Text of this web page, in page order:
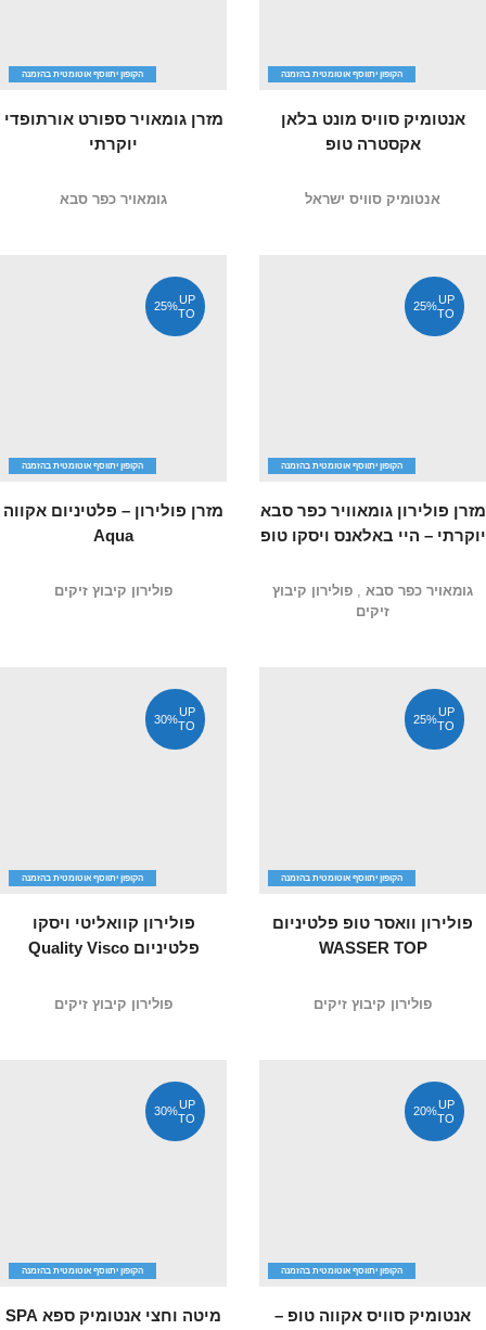
הקופון יתווסף אוטומטית בהזמנה
אנטומיק סוויס מונט בלאן
אקסטרה טופ
אנטומיק סוויס ישראל
הקופון יתווסף אוטומטית בהזמנה
מזרן גומאויר ספורט אורתופדי
יוקרתי
גומאויר כפר סבא
UP
TO
25%
הקופון יתווסף אוטומטית בהזמנה
מזרן פולירון גומאוויר כפר סבא
יוקרתי – היי באלאנס ויסקו טופ
גומאויר כפר סבא , פולירון קיבוץ
זיקים
UP
TO
25%
הקופון יתווסף אוטומטית בהזמנה
מזרן פולירון – פלטיניום אקווה
Aqua
פולירון קיבוץ זיקים
UP
TO
25%
הקופון יתווסף אוטומטית בהזמנה
פולירון וואסר טופ פלטיניום
WASSER TOP
פולירון קיבוץ זיקים
UP
TO
30%
הקופון יתווסף אוטומטית בהזמנה
פולירון קוואליטי ויסקו
פלטיניום Quality Visco
פולירון קיבוץ זיקים
UP
TO
20%
הקופון יתווסף אוטומטית בהזמנה
אנטומיק סוויס אקווה טופ –
UP
TO
30%
הקופון יתווסף אוטומטית בהזמנה
מיטה וחצי אנטומיק ספא SPA